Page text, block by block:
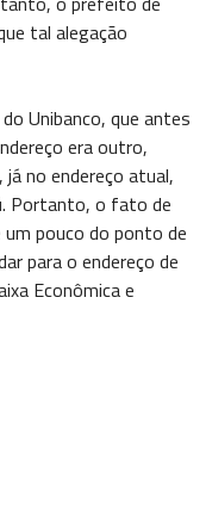
tal alegação
Unibanco, que antes
era outro,
no endereço atual,
Portanto, o fato de
um pouco do ponto de
para o endereço de
Econômica e